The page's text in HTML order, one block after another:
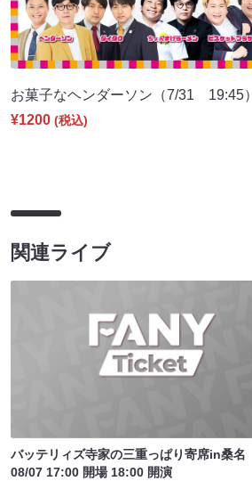
お菓子なヘンダーソン（7/31 19:45）
¥1200 (税込)
関連ライブ
バッテリィズ寺家の三重っぱり寄席in桑名
08/07 17:00 開場 18:00 開演